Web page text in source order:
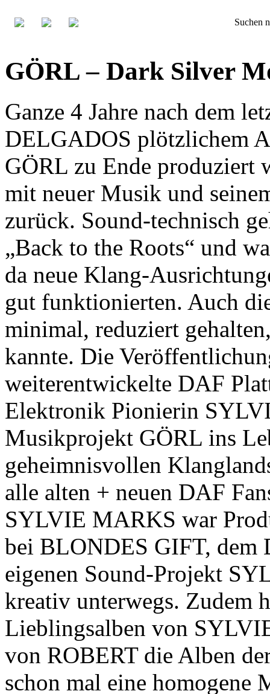
Suchen
GÖRL – Dark Silver
Ganze 4 Jahre nach dem
DELGADOS plötzlichem
GÖRL zu Ende produziert
mit neuer Musik und
zurück. Sound-technisch
„Back to the Roots“ und
da neue Klang-
gut funktionierten. Auch
minimal, reduziert
kannte. Die
weiterentwickelte DAF
Elektronik Pionierin
Musikprojekt GÖRL ins
geheimnisvollen
alle alten + neuen DAF
SYLVIE MARKS war
bei BLONDES GIFT, dem
eigenen Sound-Projekt
kreativ unterwegs. Zudem
Lieblingsalben von
von ROBERT die Alben
schon mal eine homogene